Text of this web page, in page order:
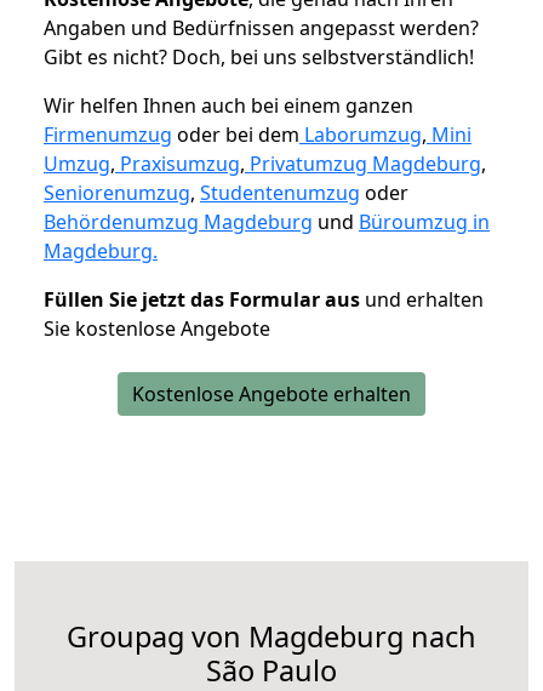
Angaben und Bedürfnissen angepasst werden?
Gibt es nicht? Doch, bei uns selbstverständlich!
Wir helfen Ihnen auch bei einem ganzen
Firmenumzug oder bei dem Laborumzug, Mini
Umzug, Praxisumzug, Privatumzug Magdeburg,
Seniorenumzug, Studentenumzug oder
Behördenumzug Magdeburg und Büroumzug in
Magdeburg.
Füllen Sie jetzt das Formular aus und erhalten
Sie kostenlose Angebote
Kostenlose Angebote erhalten
Groupag von Magdeburg nach
São Paulo